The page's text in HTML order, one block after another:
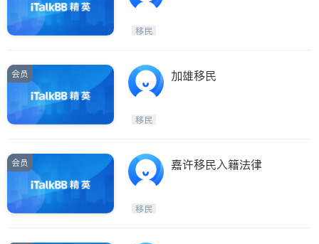
移民
会员 加雄移民
移民
会员 嘉许移民入籍法律
移民